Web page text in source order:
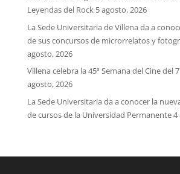
Leyendas del Rock 5 agosto, 2026
La Sede Universitaria de Villena da a
de sus concursos de microrrelatos y
agosto, 2026
Villena celebra la 45ª Semana del Cine del
agosto, 2026
La Sede Universitaria da a conocer la
de cursos de la Universidad Permanente4